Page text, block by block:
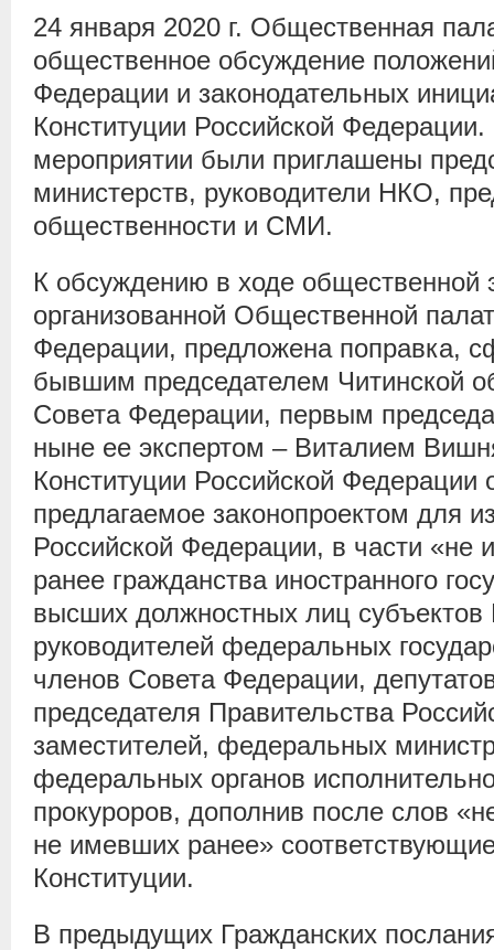
24 января 2020 г. Общественная
общественное обсуждение
Федерации и законодательных
Конституции Российской
мероприятии были приглашены
министерств, руководители НКО,
общественности и СМИ.
К обсуждению в ходе общественной
организованной Общественной
Федерации, предложена поправка,
бывшим председателем Читинской
Совета Федерации, первым
ныне ее экспертом – Виталием
Конституции Российской Федерации
предлагаемое законопроектом для
Российской Федерации, в части
ранее гражданства иностранного
высших должностных лиц субъектов
руководителей федеральных
членов Совета Федерации,
председателя Правительства
заместителей, федеральных
федеральных органов
прокуроров, дополнив после слов
не имевших ранее»
Конституции.
В предыдущих Гражданских